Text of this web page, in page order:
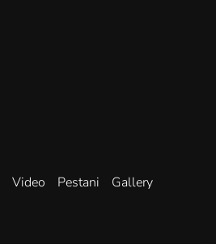
Video Pestani
Gallery